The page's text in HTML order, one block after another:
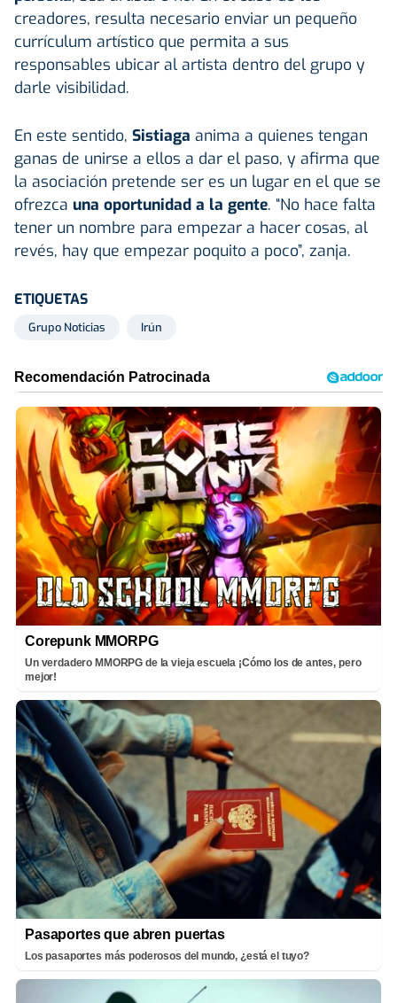
creadores, resulta necesario enviar un pequeño
currículum artístico que permita a sus
responsables ubicar al artista dentro del grupo y
darle visibilidad.
En este sentido, Sistiaga anima a quienes tengan
ganas de unirse a ellos a dar el paso, y afirma que
la asociación pretende ser es un lugar en el que se
ofrezca una oportunidad a la gente. “No hace falta
tener un nombre para empezar a hacer cosas, al
revés, hay que empezar poquito a poco”, zanja.
ETIQUETAS
Grupo Noticias Irún
Corepunk MMORPG
Un verdadero MMORPG de la vieja escuela ¡Cómo los de antes, pero
mejor!
Pasaportes que abren puertas
Los pasaportes más poderosos del mundo, ¿está el tuyo?